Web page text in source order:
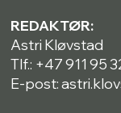
REDAKTØR:
Astri Kløvstad
Tlf.: +47 911 95
E-post: